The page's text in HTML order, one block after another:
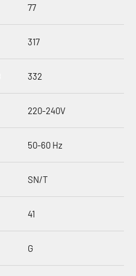
77
317
332
220-240V
50-60 Hz
SN/T
41
G